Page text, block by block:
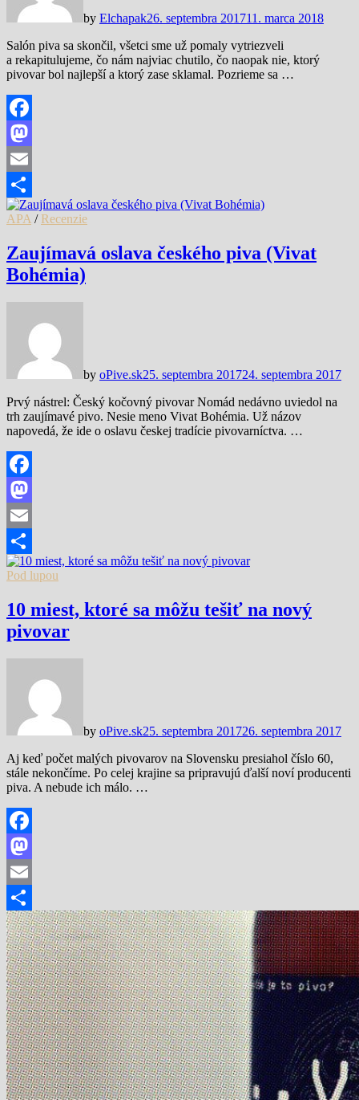
by Elchapak26. septembra 201711. marca 2018
Salón piva sa skončil, všetci sme už pomaly vytriezveli
a rekapitulujeme, čo nám najviac chutilo, čo naopak nie, ktorý
pivovar bol najlepší a ktorý zase sklamal. Pozrieme sa …
Facebook
Mastodon
Email
Share
APA / Recenzie
Zaujímavá oslava českého piva (Vivat
Bohémia)
by oPive.sk25. septembra 201724. septembra 2017
Prvý nástrel: Český kočovný pivovar Nomád nedávno uviedol na
trh zaujímavé pivo. Nesie meno Vivat Bohémia. Už názov
napovedá, že ide o oslavu českej tradície pivovarníctva. …
Facebook
Mastodon
Email
Share
Pod lupou
10 miest, ktoré sa môžu tešiť na nový
pivovar
by oPive.sk25. septembra 201726. septembra 2017
Aj keď počet malých pivovarov na Slovensku presiahol číslo 60,
stále nekončíme. Po celej krajine sa pripravujú ďalší noví producenti
piva. A nebude ich málo. …
Facebook
Mastodon
Email
Share